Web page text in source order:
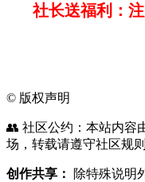
社长送福利：
© 版权声明
👥 社区公约：本站内容
场，转载请遵守社区规则
创作共享： 除特殊说明